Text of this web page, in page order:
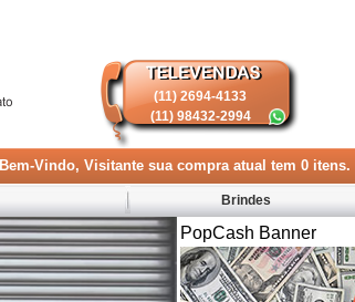
(11) 2694-4133
(11) 98432-2994
Bem-Vindo, Visitante sua compra atual tem 0 itens.
Brindes
PopCash Banner